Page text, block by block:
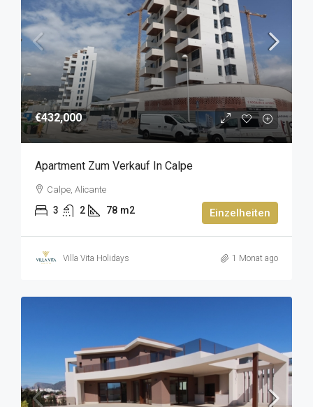
€432,000
Apartment Zum Verkauf In Calpe
Calpe, Alicante
3 2 78 m2 Einzelheiten
Villa Vita Holidays 1 Monat ago